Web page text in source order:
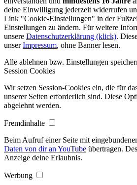
deine Einwilligung jederzeit widerrufen
Link "Cookie-Einstellungen" in der
Einstellungen zu ändern. Für weitere
unsere Datenschutzerklärung (klick).
unserImpressum, ohne Banner lesen.
Alle ablehnen bzw. Einstellungen
Session Cookies
Wir setzen Session-Cookies ein, die für
unserer Seiten erforderlich sind. Diese
abgelehnt werden.
Fremdinhalte
Beim Aufruf einer Seite mit
Daten von dir an YouTube übertragen.
Anzeige deine Erlaubnis.
Werbung